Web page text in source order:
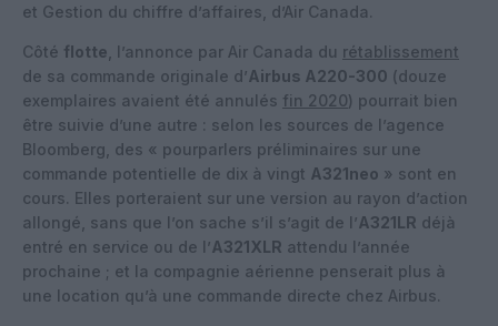
et Gestion du chiffre d’affaires, d’Air Canada.
Côté flotte , l’annonce par Air Canada du rétablissement
de sa commande originale d’Airbus A220-300 (douze
exemplaires avaient été annulés fin 2020) pourrait bien
être suivie d’une autre : selon les sources de l’agence
Bloomberg, des « pourparlers préliminaires sur une
commande potentielle de dix à vingt A321neo » sont en
cours. Elles porteraient sur une version au rayon d’action
allongé, sans que l’on sache s’il s’agit de l’A321LR déjà
entré en service ou de l’A321XLR attendu l’année
prochaine ; et la compagnie aérienne penserait plus à
une location qu’à une commande directe chez Airbus.